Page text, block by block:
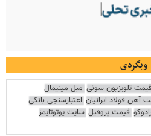
وبگردی
تلویزیون سونی مبل مینیمال
آهن فولاد ایرانیان اعتبارسنجی بانکی
قیمت پروفیل سایت یوتوتایمز